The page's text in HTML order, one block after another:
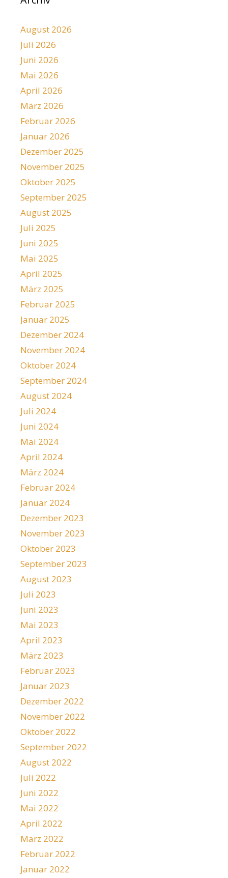
August 2026
Juli 2026
Juni 2026
Mai 2026
April 2026
März 2026
Februar 2026
Januar 2026
Dezember 2025
November 2025
Oktober 2025
September 2025
August 2025
Juli 2025
Juni 2025
Mai 2025
April 2025
März 2025
Februar 2025
Januar 2025
Dezember 2024
November 2024
Oktober 2024
September 2024
August 2024
Juli 2024
Juni 2024
Mai 2024
April 2024
März 2024
Februar 2024
Januar 2024
Dezember 2023
November 2023
Oktober 2023
September 2023
August 2023
Juli 2023
Juni 2023
Mai 2023
April 2023
März 2023
Februar 2023
Januar 2023
Dezember 2022
November 2022
Oktober 2022
September 2022
August 2022
Juli 2022
Juni 2022
Mai 2022
April 2022
März 2022
Februar 2022
Januar 2022